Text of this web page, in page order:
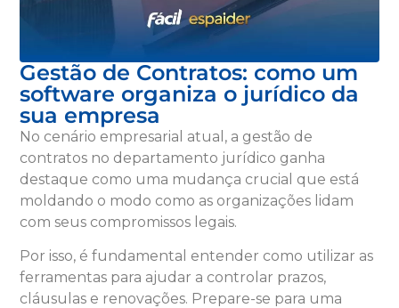
Gestão de Contratos: como um
software organiza o jurídico da
sua empresa
No cenário empresarial atual, a gestão de
contratos no departamento jurídico ganha
destaque como uma mudança crucial que está
moldando o modo como as organizações lidam
com seus compromissos legais.
Por isso, é fundamental entender como utilizar as
ferramentas para ajudar a controlar prazos,
cláusulas e renovações. Prepare-se para uma